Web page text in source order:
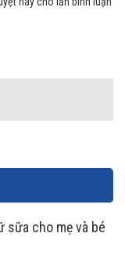
điện.
sữa cho mẹ và bé